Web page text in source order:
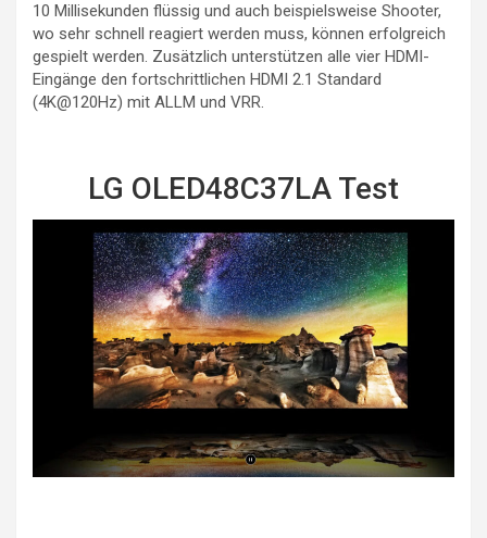
10 Millisekunden flüssig und auch beispielsweise Shooter,
wo sehr schnell reagiert werden muss, können erfolgreich
gespielt werden. Zusätzlich unterstützen alle vier HDMI-
Eingänge den fortschrittlichen HDMI 2.1 Standard
(4K@120Hz) mit ALLM und VRR.
LG OLED48C37LA Test